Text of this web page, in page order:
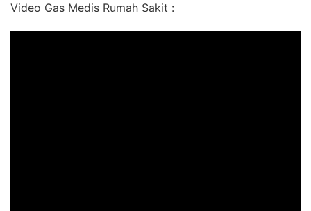
Video Gas Medis Rumah Sakit :